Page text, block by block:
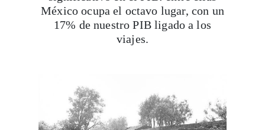
México ocupa el octavo lugar, con un
17% de nuestro PIB ligado a los
viajes.